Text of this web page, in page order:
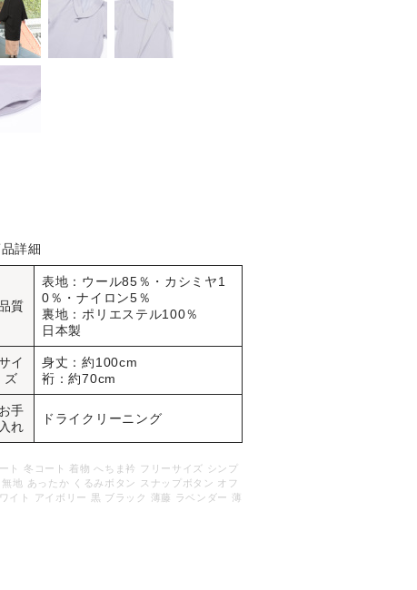
詳細
質
表地：ウール85％・カシミヤ1
0％・ナイロン5％
裏地：ポリエステル100％
日本製
イ
ズ
身丈：約100cm
裄：約70cm
お手
入れ
ドライクリーニング
ト 冬コート 着物 へちま衿 フリーサイズ シンプ
無地 あったか くるみボタン スナップボタン オフ
イト アイボリー 黒 ブラック 薄藤 ラベンダー 薄